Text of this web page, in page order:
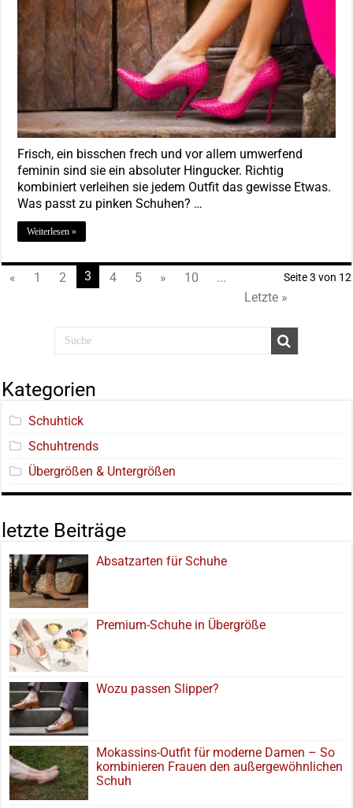
Frisch, ein bisschen frech und vor allem umwerfend
feminin sind sie ein absoluter Hingucker. Richtig
kombiniert verleihen sie jedem Outfit das gewisse Etwas.
Was passt zu pinken Schuhen? …
Weiterlesen »
Seite 3 von 12
« 1 2 3 4 5 » 10
...
Letzte »
Kategorien
Schuhtick
Schuhtrends
Übergrößen & Untergrößen
letzte Beiträge
Absatzarten für Schuhe
Premium-Schuhe in Übergröße
Wozu passen Slipper?
Mokassins-Outfit für moderne Damen – So
kombinieren Frauen den außergewöhnlichen
Schuh